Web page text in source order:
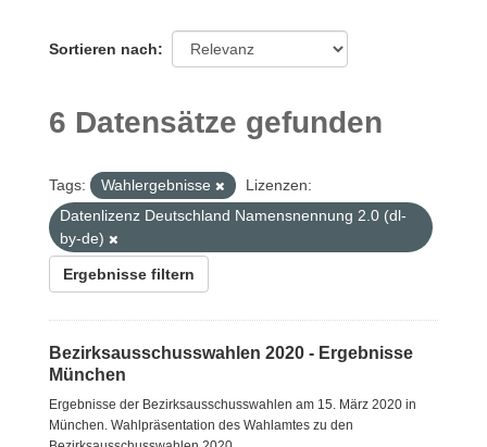
Sortieren nach
6 Datensätze gefunden
Tags: Wahlergebnisse
Lizenzen:
Datenlizenz Deutschland Namensnennung 2.0 (dl-
by-de)
Ergebnisse filtern
Bezirksausschusswahlen 2020 - Ergebnisse
München
Ergebnisse der Bezirksausschusswahlen am 15. März 2020 in
München. Wahlpräsentation des Wahlamtes zu den